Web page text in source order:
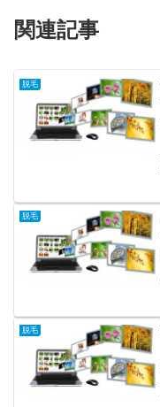
関連記事
脱毛
脱毛
脱毛